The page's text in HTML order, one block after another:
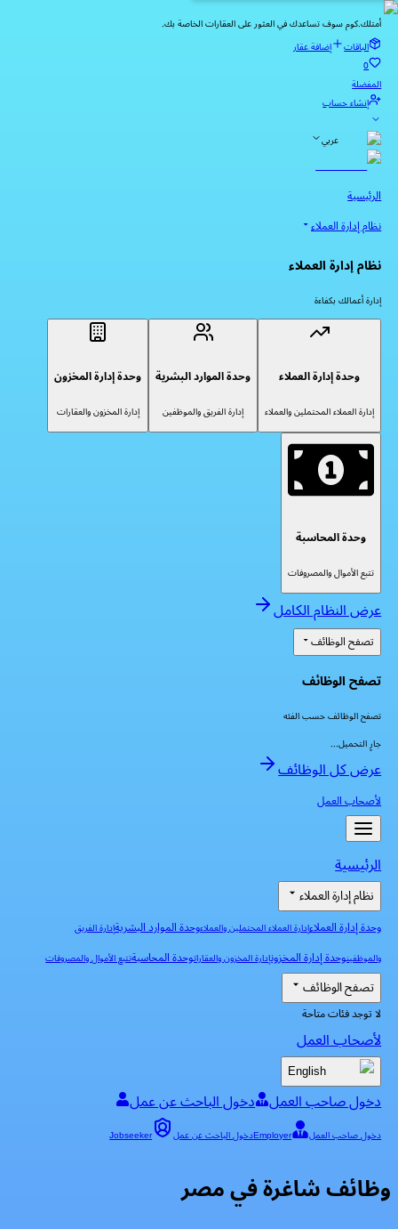
أمتلك.كوم سوف تساعدك في العثور على العقارات الخاصة بك.
الباقات
إضافة عقار
0
المفضلة
إنشاء حساب
عربي
الرئيسية
نظام إدارة العملاء
نظام إدارة العملاء
إدارة أعمالك بكفاءة
وحدة إدارة العملاء
إدارة العملاء المحتملين والعملاء
وحدة الموارد البشرية
إدارة الفريق والموظفين
وحدة إدارة المخزون
إدارة المخزون والعقارات
وحدة المحاسبة
تتبع الأموال والمصروفات
عرض النظام الكامل
تصفح الوظائف
تصفح الوظائف
تصفح الوظائف حسب الفئه
جارٍ التحميل...
عرض كل الوظائف
لأصحاب العمل
الرئيسية
نظام إدارة العملاء
وحدة إدارة العملاءإدارة العملاء المحتملين والعملاءوحدة الموارد البشريةإدارة الفريق
والموظفينوحدة إدارة المخزونإدارة المخزون والعقاراتوحدة المحاسبةتتبع الأموال والمصروفات
تصفح الوظائف
لا توجد فئات متاحة
لأصحاب العمل
English
دخول صاحب العمل دخول الباحث عن عمل
دخول صاحب العمل Employerدخول الباحث عن عمل Jobseeker
وظائف شاغرة في مصر